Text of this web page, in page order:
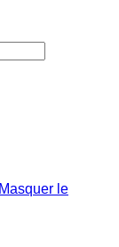
Masquer le